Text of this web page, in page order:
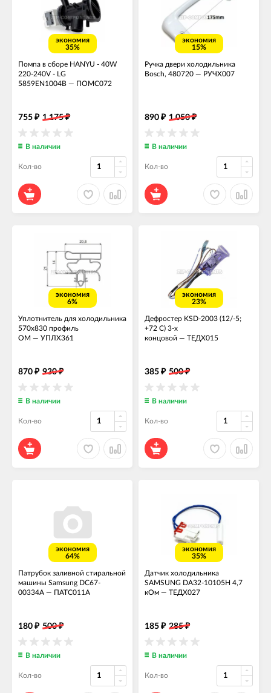
экономия
35%
Помпа в сборе HANYU - 40W
220-240V - LG
5859EN1004B — ПОМС072
755 ₽ 1 175₽
В наличии
Кол-во
экономия
15%
Ручка двери холодильника
Bosch, 480720 — РУЧХ007
890 ₽ 1 050₽
В наличии
Кол-во
экономия
6%
Уплотнитель для холодильника
570x830 профиль
ОМ — УПЛХ361
870 ₽ 930₽
В наличии
Кол-во
экономия
23%
Дефростер KSD-2003 (12/-5;
+72 С) 3-х
концовой — ТЕДХ015
385 ₽ 500₽
В наличии
Кол-во
экономия
64%
Патрубок заливной стиральной
машины Samsung DC67-
00334A — ПАТС011А
180 ₽ 500₽
В наличии
Кол-во
экономия
35%
Датчик холодильника
SAMSUNG DA32-10105H 4,7
кОм — ТЕДХ027
185 ₽ 285₽
В наличии
Кол-во